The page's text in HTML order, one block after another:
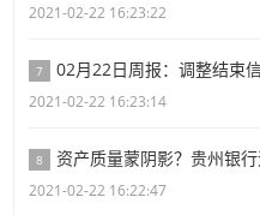
2021-02-22 16:23:22
7 02月22日周报：调整结束
2021-02-22 16:23:14
8 资产质量蒙阴影？贵州银
2021-02-22 16:22:47